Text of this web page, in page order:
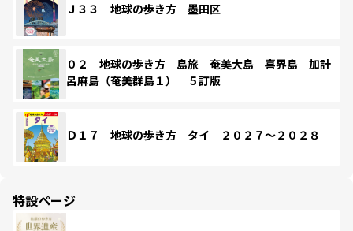
Ｊ３３ 地球の歩き方 墨田区
０２ 地球の歩き方 島旅 奄美大島 喜界島 加計
呂麻島（奄美群島１） ５訂版
Ｄ１７ 地球の歩き方 タイ ２０２７～２０２８
特設ページ